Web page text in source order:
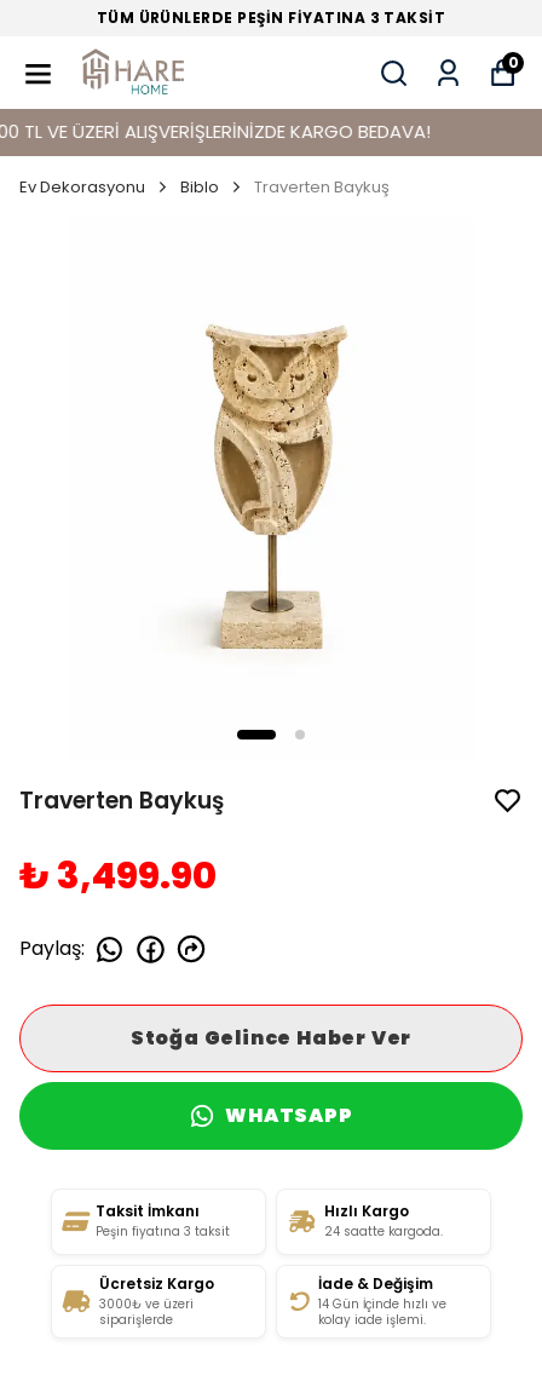
TÜM ÜRÜNLERDE PEŞİN FİYATINA 3 TAKSİT
0
ÜZERİ ALIŞVERİŞLERİNİZDE KARGO BEDAVA!
Ev Dekorasyonu Biblo Traverten Baykuş
Traverten Baykuş
₺ 3,499.90
Paylaş:
Stoğa Gelince Haber Ver
WHATSAPP
Taksit İmkanı
Peşin fiyatına 3 taksit
Hızlı Kargo
24 saatte kargoda.
Ücretsiz Kargo
3000₺ ve üzeri
siparişlerde
İade & Değişim
14 Gün İçinde hızlı ve
kolay iade işlemi.